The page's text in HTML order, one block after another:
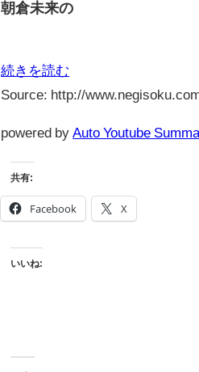
朝倉未来の
続きを読む
Source: http://
powered by Auto Youtube
共有:
Facebook X
いいね: